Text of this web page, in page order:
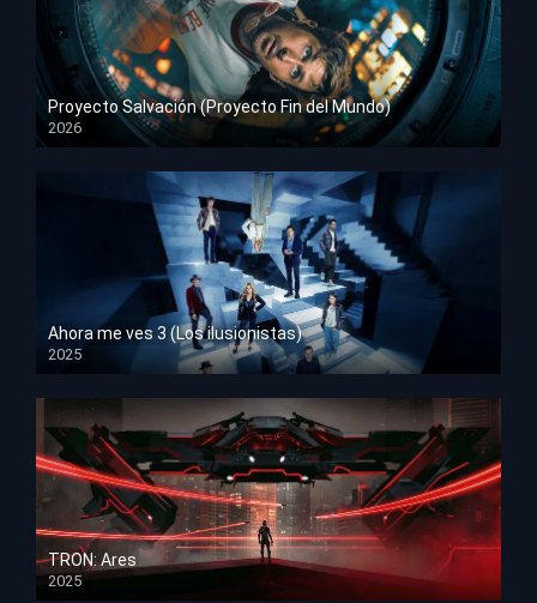
Proyecto Salvación (Proyecto Fin del Mundo)
2026
HD 1080p
Ahora me ves 3 (Los ilusionistas)
2025
HD 1080p
TRON: Ares
2025
HD 1080p